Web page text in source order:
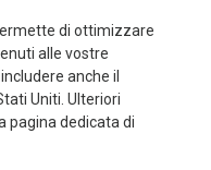
di ottimizzare
alle vostre
anche il
Uniti. Ulteriori
pagina dedicata di